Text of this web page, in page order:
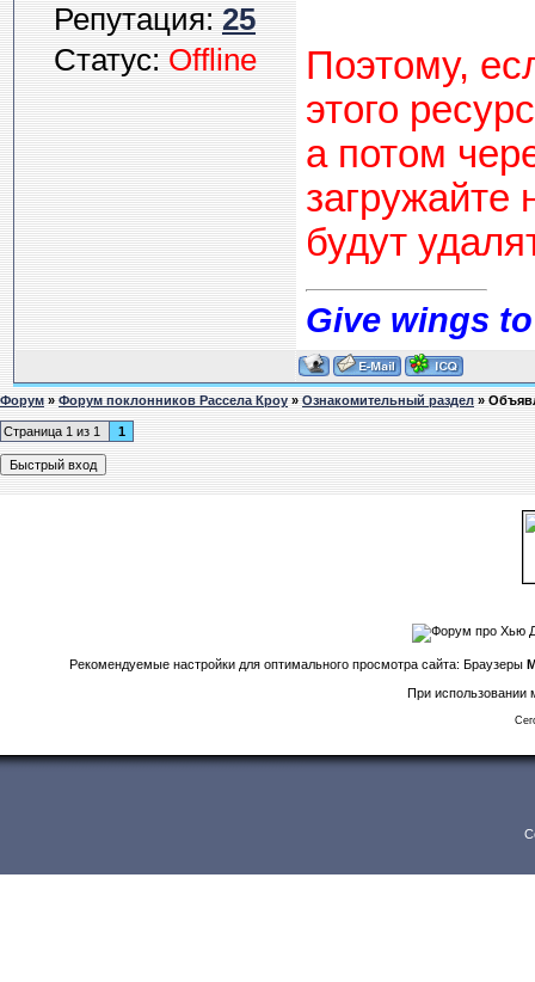
Репутация:25
Статус:Offline
Поэтому,
этого
а потом
будут
Give wings
Форум»Форум поклонников Рассела Кроу»Ознакомительный раздел»
Страница 1 из 1 1
Рекомендуемые настройки для оптимального просмотра сайта: Браузеры
При использовании